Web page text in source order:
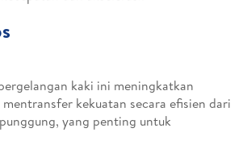
kaki ini meningkatkan
kekuatan secara efisien dari
yang penting untuk